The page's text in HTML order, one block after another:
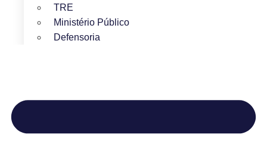
TRE
Ministério Público
Defensoria